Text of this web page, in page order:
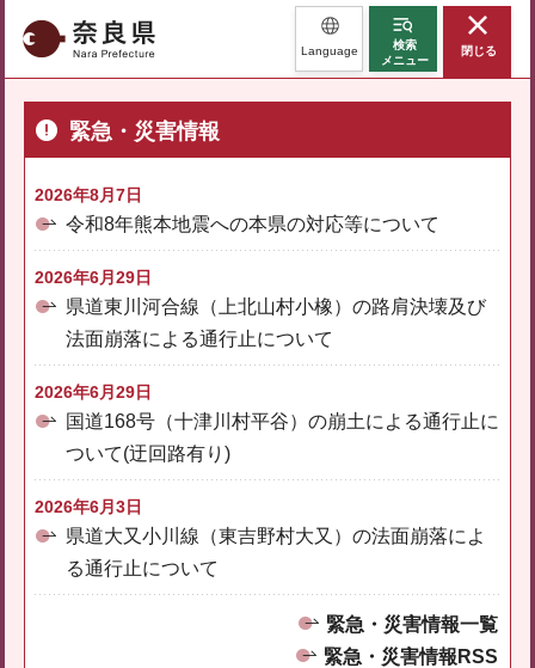
奈良県 Language
検索
メニュー
閉じる
緊急・災害情報
2026年8月7日
令和8年熊本地震への本県の対応等について
2026年6月29日
県道東川河合線（上北山村小橡）の路肩決壊及び
法面崩落による通行止について
2026年6月29日
国道168号（十津川村平谷）の崩土による通行止に
ついて(迂回路有り)
2026年6月3日
県道大又小川線（東吉野村大又）の法面崩落によ
る通行止について
緊急・災害情報一覧
緊急・災害情報RSS